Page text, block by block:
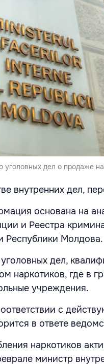
дел о продаже
внутренних дел,
основана на
и Реестра
Республики Молдова.
дел,
наркотиков, где в
учреждения.
с
в ответе
наркотиков
министр